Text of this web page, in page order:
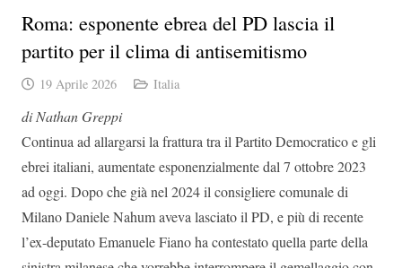
Roma: esponente ebrea del PD lascia il
partito per il clima di antisemitismo
19 Aprile 2026 Italia
di Nathan Greppi
Continua ad allargarsi la frattura tra il Partito Democratico e gli
ebrei italiani, aumentate esponenzialmente dal 7 ottobre 2023
ad oggi. Dopo che già nel 2024 il consigliere comunale di
Milano Daniele Nahum aveva lasciato il PD, e più di recente
l’ex-deputato Emanuele Fiano ha contestato quella parte della